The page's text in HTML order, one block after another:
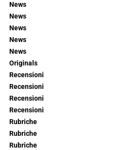
News
News
News
News
News
Originals
Recensioni
Recensioni
Recensioni
Recensioni
Rubriche
Rubriche
Rubriche